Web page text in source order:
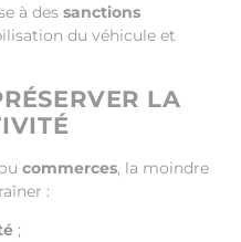
à des sanctions
du véhicule et
LA
commerces, la moindre
:
;